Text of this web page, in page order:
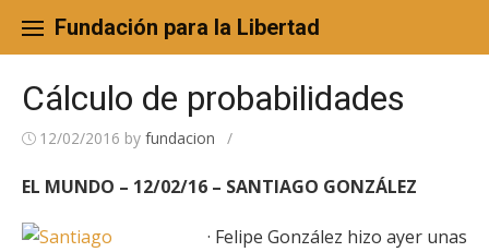
content
Fundación para la Libertad
Cálculo de probabilidades
12/02/2016 by fundacion /
EL MUNDO – 12/02/16 – SANTIAGO GONZÁLEZ
· Felipe González hizo ayer unas